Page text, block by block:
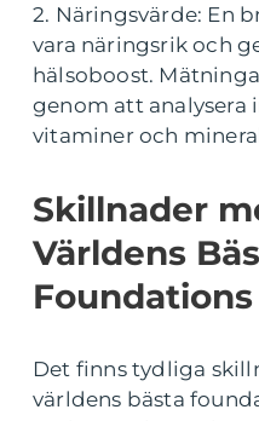
2. Näringsvärde: En
vara näringsrik och
hälsoboost.
genom att analysera
vitaminer och
Skillnader
Världens
Foundations
Det finns tydliga
världens bästa